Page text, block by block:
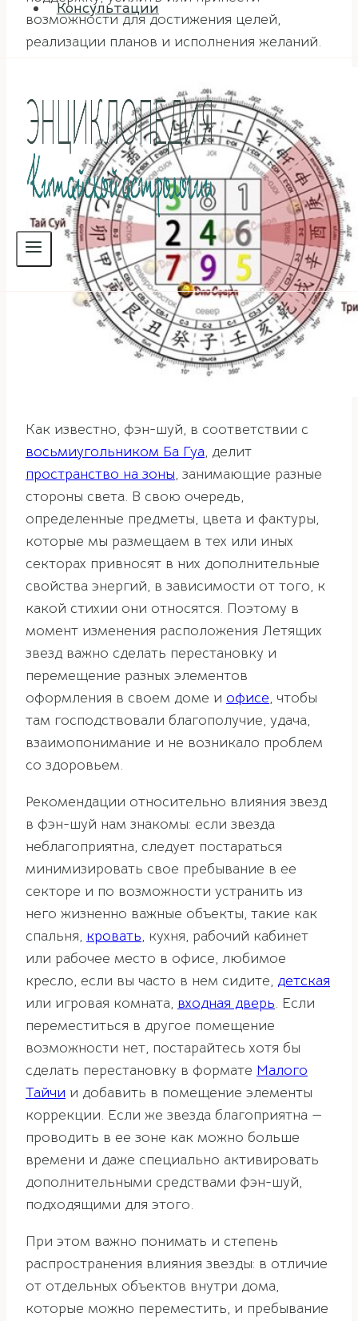
Консультации
возможности для достижения целей,
реализации планов и исполнения желаний.
Как известно, фэн-шуй, в соответствии с
восьмиугольником Ба Гуа, делит
пространство на зоны, занимающие разные
стороны света. В свою очередь,
определенные предметы, цвета и фактуры,
которые мы размещаем в тех или иных
секторах привносят в них дополнительные
свойства энергий, в зависимости от того, к
какой стихии они относятся. Поэтому в
момент изменения расположения Летящих
звезд важно сделать перестановку и
перемещение разных элементов
оформления в своем доме и офисе, чтобы
там господствовали благополучие, удача,
взаимопонимание и не возникало проблем
со здоровьем.
Рекомендации относительно влияния звезд
в фэн-шуй нам знакомы: если звезда
неблагоприятна, следует постараться
минимизировать свое пребывание в ее
секторе и по возможности устранить из
него жизненно важные объекты, такие как
спальня, кровать, кухня, рабочий кабинет
или рабочее место в офисе, любимое
кресло, если вы часто в нем сидите, детская
или игровая комната, входная дверь. Если
переместиться в другое помещение
возможности нет, постарайтесь хотя бы
сделать перестановку в формате Малого
Тайчи и добавить в помещение элементы
коррекции. Если же звезда благоприятна —
проводить в ее зоне как можно больше
времени и даже специально активировать
дополнительными средствами фэн-шуй,
подходящими для этого.
При этом важно понимать и степень
распространения влияния звезды: в отличие
от отдельных объектов внутри дома,
которые можно переместить, и пребывание